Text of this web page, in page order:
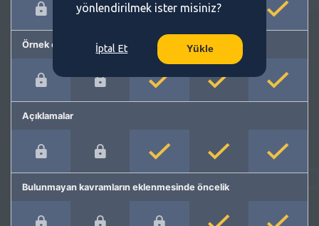
Örnek cümleler
Açıklamalar
Bulunmayan kavramların eklenmesinde öncelik
yönlendirilmek ister misiniz?
İptal Et Yükle